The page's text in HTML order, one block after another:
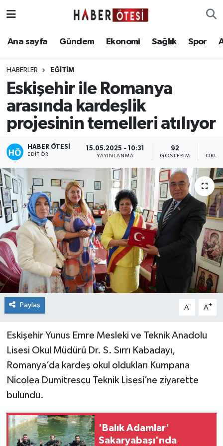
Ana sayfa Gündem Ekonomi Sağlık Spor
HABERLER EĞİTİM
Eskişehir ile Romanya
arasında kardeşlik
projesinin temelleri atılıyor
HABER ÖTESI
EDITÖR
15.05.2025 - 10:31
YAYINLANMA
92
GÖSTERIM
Paylaş A- A+
Eskişehir Yunus Emre Mesleki ve Teknik Anadolu
Lisesi Okul Müdürü Dr. S. Sırrı Kabadayı,
Romanya’da kardeş okul oldukları Kumpana
Nicolea Dumitrescu Teknik Lisesi’ne ziyarette
bulundu.
'Balık Adamlar'
Sakaryabaşı'nda
Ana sayfa
Ekonomi
Sağlık
Teknoloji
Eskişehir Nöbetçi Eczaneler
Eskişehir Namaz Vakitleri
Eskişehir Trafik Yoğunluk Haritası
Son Dakika Haberleri
Haber Arşivi